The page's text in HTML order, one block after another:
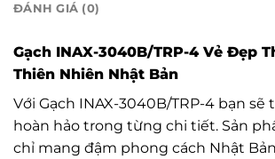
ĐÁNH GIÁ (0)
Gạch INAX-3040B/TRP-4 Vẻ Đẹp
Thiên Nhiên Nhật Bản
Với Gạch INAX-3040B/TRP-4 bạn sẽ
hoàn hảo trong từng chi tiết. Sản
chỉ mang đậm phong cách Nhật